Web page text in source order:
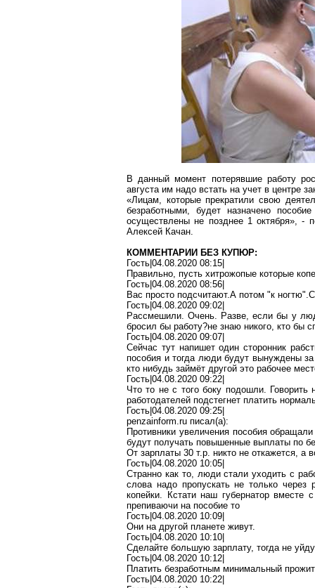
В данный момент потерявшие работу
августа им надо встать на учет в центре
«Лицам, которые прекратили свою
безработными, будет назначено
осуществлены не позднее 1 октября», -
Алексей Качан.
КОММЕНТАРИИ БЕЗ КУПЮР:
Гость|04.08.2020 08:15|
Правильно, пусть хитрожопые которые
Гость|04.08.2020 08:56|
Вас просто подсчитают.А потом "к
Гость|04.08.2020 09:02|
Рассмешили. Очень. Разве, если бы у
бросил бы работу?не знаю никого, кто бы
Гость|04.08.2020 09:07|
Сейчас тут напишет один сторонник
пособия и тогда люди будут вынуждены
кто нибудь займёт другой это рабочее
Гость|04.08.2020 09:22|
Что то не с того боку подошли.
работодателей подстегнет платить
Гость|04.08.2020 09:25|
penzainform.ru писал(a):
Противники увеличения пособия
будут получать повышенные выплаты по
От зарплаты 30 т.р. никто не откажется, а
Гость|04.08.2020 10:05|
Странно как то, люди стали уходить с
слова надо пропускать не только через
копейки. Кстати наш губернаторвместе с
препиваючи на пособие то
Гость|04.08.2020 10:09|
Они на другой планете живут.
Гость|04.08.2020 10:10|
Сделайте большую зарплату, тогда не
Гость|04.08.2020 10:12|
Платить безработным минимальный
Гость|04.08.2020 10:22|